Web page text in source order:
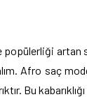
popülerliği artan
Afro saç
Bu